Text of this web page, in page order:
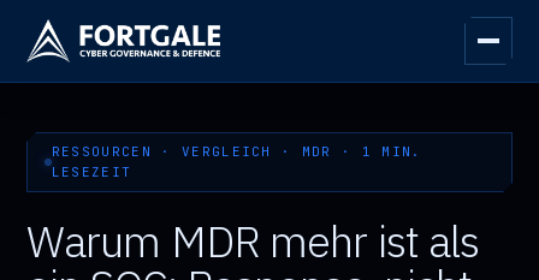
RESSOURCEN · VERGLEICH · MDR · 1 MIN.
LESEZEIT
Warum MDR mehr ist als